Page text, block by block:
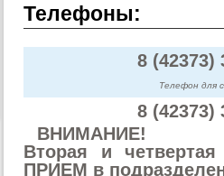
Телефоны:
8 (42373)
Телефон для
8 (42373)
ВНИМАНИЕ!
Вторая и
ПРИЕМ в